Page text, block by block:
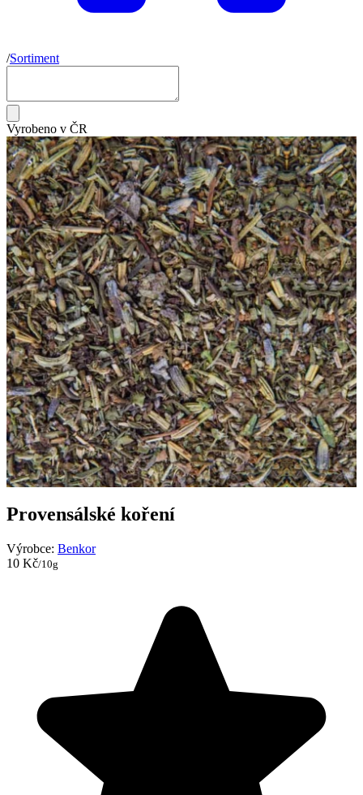
/Sortiment
Vyrobeno v ČR
Provensálské koření
Výrobce: Benkor
10 Kč/10g